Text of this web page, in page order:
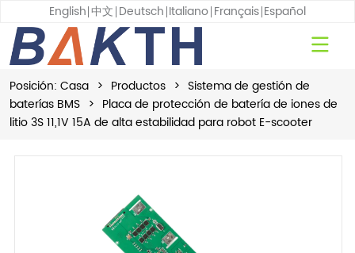
English 中文 Deutsch Italiano Français Español
Posición: Casa > Productos > Sistema de gestión de
baterías BMS > Placa de protección de batería de iones de
litio 3S 11,1V 15A de alta estabilidad para robot E-scooter